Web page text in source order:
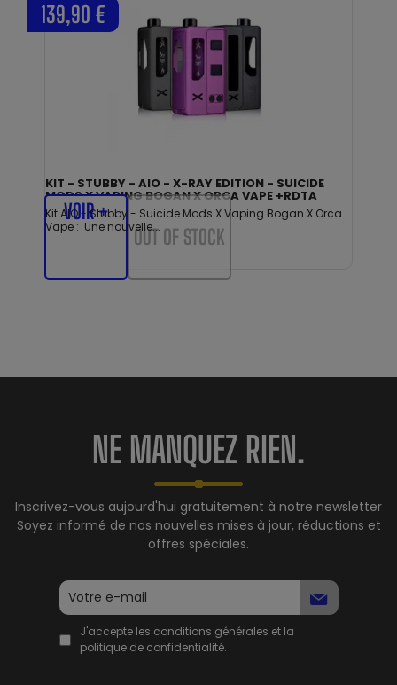
KIT - STUBBY - AIO - X-RAY EDITION - SUICIDE
MODS X VAPING BOGAN X ORCA VAPE +RDTA
Kit AIO - Stubby - Suicide Mods X Vaping Bogan X Orca
Vape : Une nouvelle...
139,90 €
VOIR +
OUT OF STOCK
NE MANQUEZ RIEN.
Inscrivez-vous aujourd'hui gratuitement à notre newsletter
Soyez informé de nos nouvelles mises à jour, réductions et
offres spéciales.
J'accepte les conditions générales et la
politique de confidentialité.